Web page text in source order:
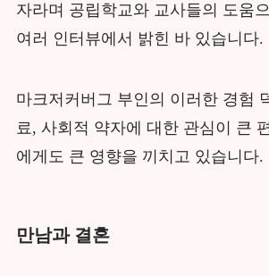
자라며 공립학교와 교사들의 도움
여러 인터뷰에서 밝힌 바 있습니다.
마크저커버그 부인의 이러한 경험
료, 사회적 약자에 대한 관심이 큰
에게도 큰 영향을 끼치고 있습니다.
만남과 결혼